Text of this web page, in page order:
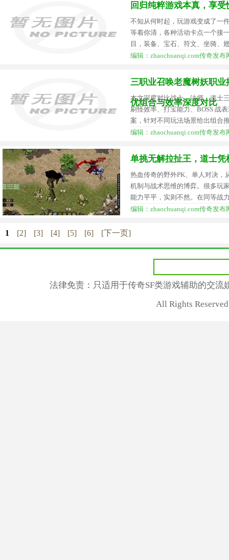
回归纯粹游戏本真，享
不知从何时起，玩游戏变成了一
等着你清，各种活动卡点一个接
目，装备、宝石、符文、坐骑
编辑：zhaochuanqi.com传奇发
三职业召唤老魔树妖职
优组合与效率深度对比
本文深度对比战士、法师、道士
刷怪效率、打宝能力、BOSS 战
案，针对不同玩法场景给出组合
编辑：zhaochuanqi.com传奇发
单挑无解拉扯王，道士凭
热血传奇的野外PK、单人对决，
机制与战术思维的博弈。很多玩
能力平平，实则不然。在同等战
编辑：zhaochuanqi.com传奇发
1 [2] [3] [4] [5] [6] [下一页]
法律免责：只适用于传奇SF类游戏辅助的交
All Rights